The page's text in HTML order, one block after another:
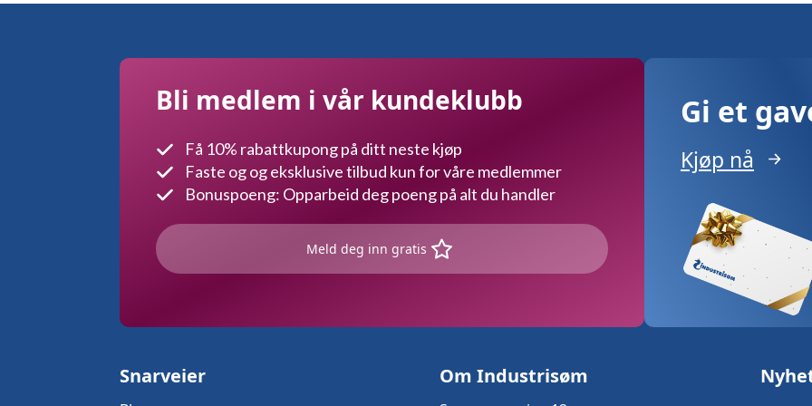
Bli medlem i vår kundeklubb
Få 10% rabattkupong på ditt neste kjøp
Faste og og eksklusive tilbud kun for våre medlemmer
Bonuspoeng: Opparbeid deg poeng på alt du handler
Meld deg inn gratis
Gi et
Kjøp nå
Snarveier Om Industrisøm